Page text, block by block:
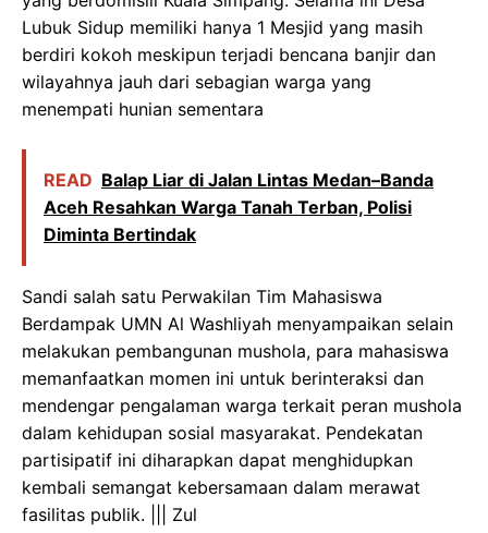
Lubuk Sidup memiliki hanya 1 Mesjid yang masih
berdiri kokoh meskipun terjadi bencana banjir dan
wilayahnya jauh dari sebagian warga yang
menempati hunian sementara
READ Balap Liar di Jalan Lintas Medan–Banda
Aceh Resahkan Warga Tanah Terban, Polisi
Diminta Bertindak
Sandi salah satu Perwakilan Tim Mahasiswa
Berdampak UMN Al Washliyah menyampaikan selain
melakukan pembangunan mushola, para mahasiswa
memanfaatkan momen ini untuk berinteraksi dan
mendengar pengalaman warga terkait peran mushola
dalam kehidupan sosial masyarakat. Pendekatan
partisipatif ini diharapkan dapat menghidupkan
kembali semangat kebersamaan dalam merawat
fasilitas publik. ||| Zul